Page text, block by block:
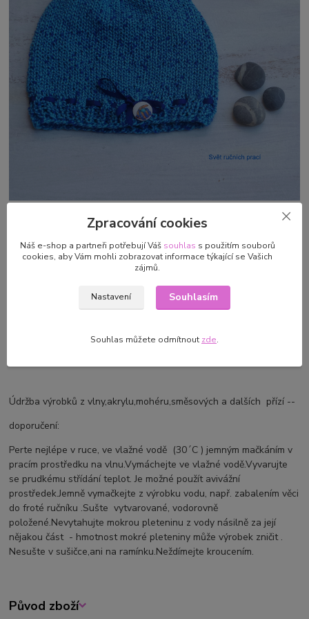
©Svět ručních prací
Čepice je vhodná na jaro a podzim.
příjemná, efektní,směsová příze 50% bavlna+50% akryl
Barva: modromodrá, bílý knoflík s modrožlutou rybičkou
Údržba výrobků z vlny,akrylu,mohéru,směsových a dalších přízí --
doporučení:
Perte nejlépe v ruce, ve vlažné vodě (30´C ) jemným mačkáním v
pracím prostředku na vlnu.Vymáchejte ve vlažné vodě.Vyvarujte
se prudkému střídání teplot. Je možné použít avivážní
prostředek.Jemně vymačkejte z výrobku vodu, např. zabalením věci
do froté ručníku .Sušte vytvarované, vodorovně
položené.Nevytahujte mokrou pleteninu z vody násilně za její
nějakou část - hmotnost mokré pleteniny může výrobek zničit .
Nesušte v sušičce,ani na ramínku.Neždímejte kroucením.
Původ zboží
Zpracování cookies
Náš e-shop a partneři potřebují Váš souhlas s použitím souborů
cookies, aby Vám mohli zobrazovat informace týkající se Vašich
zájmů.
Nastavení Souhlasím
Souhlas můžete odmítnout zde.